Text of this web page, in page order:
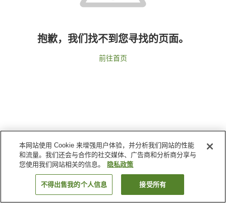
抱歉，我们找不到您寻找的页面。
前往首页
本网站使用 Cookie 来增强用户体验，并分析我们网站的性能
和流量。我们还会与合作的社交媒体、广告商和分析商分享与
您使用我们网站相关的信息。
隐私政策
不得出售我的个人信息 接受所有